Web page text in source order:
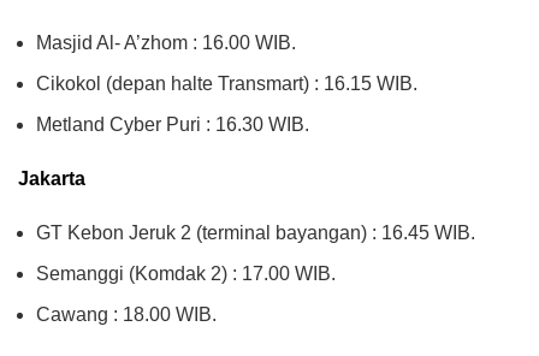
Masjid Al- A’zhom : 16.00 WIB.
Cikokol (depan halte Transmart) : 16.15 WIB.
Metland Cyber Puri : 16.30 WIB.
Jakarta
GT Kebon Jeruk 2 (terminal bayangan) : 16.45 WIB.
Semanggi (Komdak 2) : 17.00 WIB.
Cawang : 18.00 WIB.